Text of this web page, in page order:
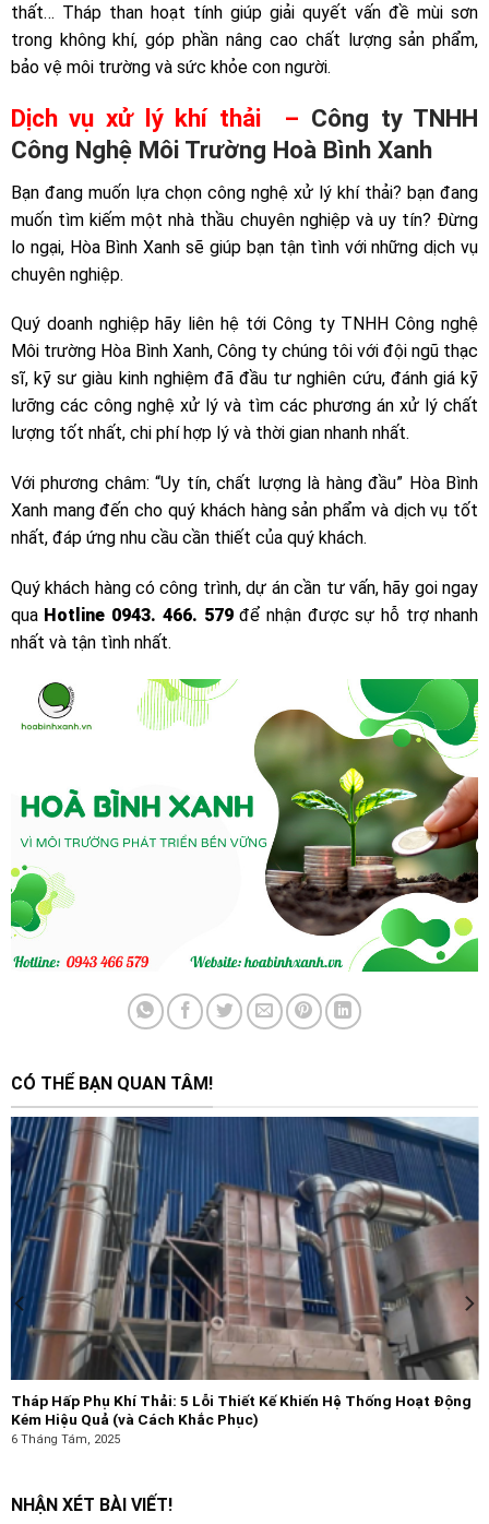
thất… Tháp than hoạt tính giúp giải quyết vấn đề mùi sơn
trong không khí, góp phần nâng cao chất lượng sản phẩm,
bảo vệ môi trường và sức khỏe con người.
Dịch vụ xử lý khí thải – Công ty TNHH
Công Nghệ Môi Trường Hoà Bình Xanh
Bạn đang muốn lựa chọn công nghệ xử lý khí thải? bạn đang
muốn tìm kiếm một nhà thầu chuyên nghiệp và uy tín? Đừng
lo ngại, Hòa Bình Xanh sẽ giúp bạn tận tình với những dịch vụ
chuyên nghiệp.
Quý doanh nghiệp hãy liên hệ tới Công ty TNHH Công nghệ
Môi trường Hòa Bình Xanh, Công ty chúng tôi với đội ngũ thạc
sĩ, kỹ sư giàu kinh nghiệm đã đầu tư nghiên cứu, đánh giá kỹ
lưỡng các công nghệ xử lý và tìm các phương án xử lý chất
lượng tốt nhất, chi phí hợp lý và thời gian nhanh nhất.
Với phương châm: “Uy tín, chất lượng là hàng đầu” Hòa Bình
Xanh mang đến cho quý khách hàng sản phẩm và dịch vụ tốt
nhất, đáp ứng nhu cầu cần thiết của quý khách.
Quý khách hàng có công trình, dự án cần tư vấn, hãy goi ngay
qua Hotline 0943. 466. 579để nhận được sự hỗ trợ nhanh
nhất và tận tình nhất.
CÓ THỂ BẠN QUAN TÂM!
Tháp Hấp Phụ Khí Thải: 5 Lỗi Thiết Kế Khiến Hệ Thống Hoạt Động
Kém Hiệu Quả (và Cách Khắc Phục)
6 Tháng Tám, 2025
NHẬN XÉT BÀI VIẾT!